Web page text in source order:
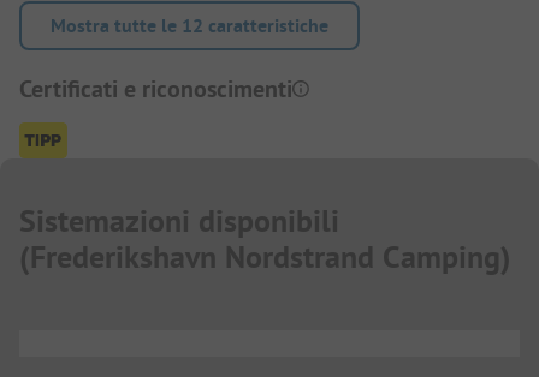
Mostra tutte le 12 caratteristiche
Certificati e riconoscimenti
Sistemazioni disponibili
(Frederikshavn Nordstrand Camping)